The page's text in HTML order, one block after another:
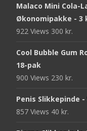
Malaco Mini Cola-
Økonomipakke - 3
922 Views 300 kr.
Cool Bubble Gum
18-pak
900 Views 230 kr.
Penis Slikkepinde -
857 Views 40 kr.